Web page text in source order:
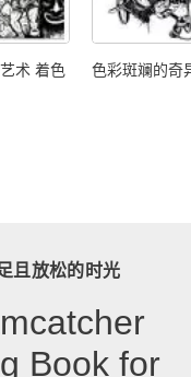
术 着色
色彩斑斓的奇
且放松的时光
Book for